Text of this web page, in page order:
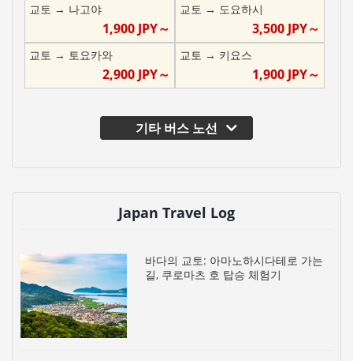
교토 → 나고야
1,900JPY～
교토 → 도요하시
3,500 JPY～
교토 → 토요카와
2,900JPY～
교토 → 키요스
1,900 JPY～
기타 버스 노선
Japan Travel Log
바다의 교토: 아마노하시다테로 가는
길, 쿠로마츠 호 탑승 체험기